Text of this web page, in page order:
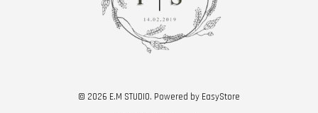
© 2026 E.M STUDIO. Powered by EasyStore